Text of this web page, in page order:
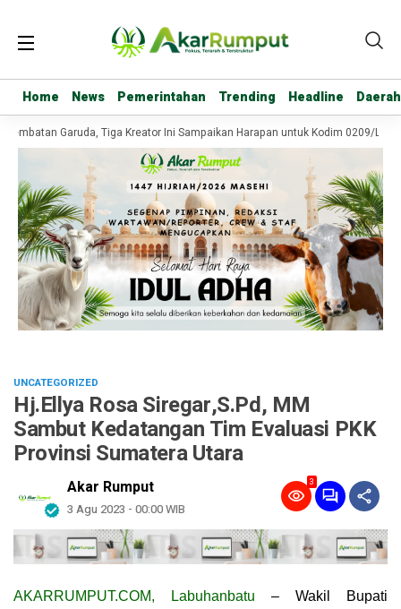
Home News Pemerintahan Trending Headline Daerah
Home News Pemerintahan Trending Headline Daerah
Garuda, Tiga Kreator Ini Sampaikan Harapan untuk Kodim 0209/
UNCATEGORIZED
Hj.Ellya Rosa Siregar,S.Pd, MM
Sambut Kedatangan Tim Evaluasi PKK
Provinsi Sumatera Utara
Akar Rumput
3 Agu 2023 - 00:00 WIB
3
AKARRUMPUT.COM, Labuhanbatu – Wakil Bupati